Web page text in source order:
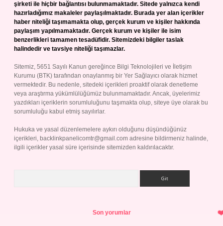
şirketi ile hiçbir bağlantısı bulunmamaktadır. Sitede yalnızca kendi
hazırladığımız makaleler paylaşılmaktadır. Burada yer alan içerikler
haber niteliği taşımamakta olup, gerçek kurum ve kişiler hakkında
paylaşım yapılmamaktadır. Gerçek kurum ve kişiler ile isim
benzerlikleri tamamen tesadüfidir. Sitemizdeki bilgiler taslak
halindedir ve tavsiye niteliği taşımazlar.
Sitemiz, 5651 Sayılı Kanun gereğince Bilgi Teknolojileri ve İletişim
Kurumu (BTK) tarafından onaylanmış bir Yer Sağlayıcı olarak hizmet
vermektedir. Bu nedenle, sitedeki içerikleri proaktif olarak denetleme
veya araştırma yükümlülüğümüz bulunmamaktadır. Ancak, üyelerimiz
yazdıkları içeriklerin sorumluluğunu taşımakta olup, siteye üye olarak bu
sorumluluğu kabul etmiş sayılırlar.
Hukuka ve yasal düzenlemelere aykırı olduğunu düşündüğünüz
içerikleri, backlinkpanelicomtr@gmail.com adresine bildirmeniz halinde,
ilgili içerikler yasal süre içerisinde sitemizden kaldırılacaktır.
Son yorumlar